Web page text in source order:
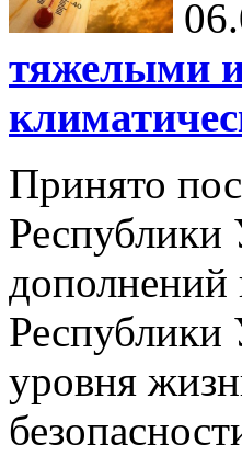
тяжелыми
Принято
Республики
дополнений
Республики
уровня